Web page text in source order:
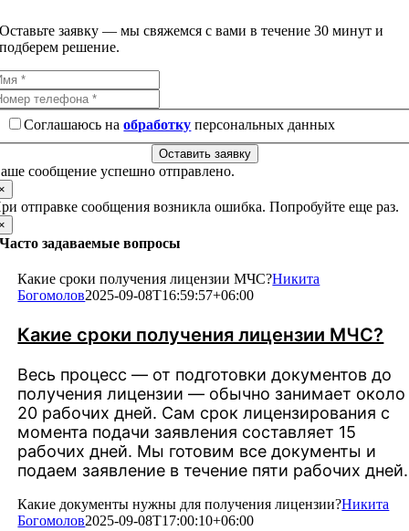
Оставьте заявку — мы свяжемся с вами в течение 30 минут и
подберем решение.
Соглашаюсь наобработку персональных данных
Оставить заявку
сообщение успешно отправлено.
отправке сообщения возникла ошибка. Попробуйте еще раз.
Часто задаваемые вопросы
Какие сроки получения лицензии МЧС?Никита
Богомолов2025-09-08T16:59:57+06:00
Какие сроки получения лицензии МЧС?
Весь процесс — от подготовки документов до
получения лицензии — обычно занимает около
20 рабочих дней. Сам срок лицензирования с
момента подачи заявления составляет 15
рабочих дней. Мы готовим все документы и
подаем заявление в течение пяти рабочих дней.
Какие документы нужны для получения лицензии?Никита
Богомолов2025-09-08T17:00:10+06:00